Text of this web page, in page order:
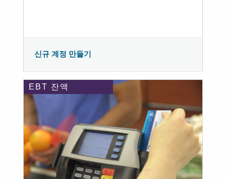
신규 계정 만들기
EBT 잔액